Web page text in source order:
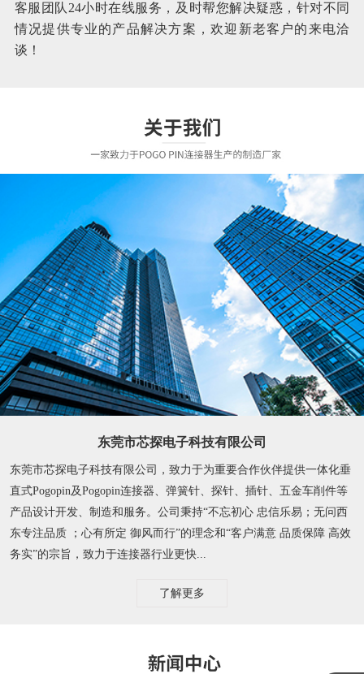
客服团队24小时在线服务，及时帮您解决疑惑，针对不同
情况提供专业的产品解决方案，欢迎新老客户的来电洽
谈！
东莞市芯探电子科技有限公司
东莞市芯探电子科技有限公司，致力于为重要合作伙伴提供一体化垂
直式Pogopin及Pogopin连接器、弹簧针、探针、插针、五金车削件等
产品设计开发、制造和服务。公司秉持“不忘初心 忠信乐易；无问西
东专注品质 ；心有所定 御风而行”的理念和“客户满意 品质保障 高效
务实”的宗旨，致力于连接器行业更快...
了解更多